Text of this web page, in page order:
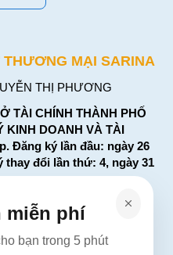
MẠI SARINA
THỊ PHƯƠNG
TÀI CHÍNH THÀNH PHỐ
KINH DOANH VÀ TÀI
Đăng ký lần đầu: ngày 26
thay đổi lần thứ: 4, ngày 31
Nội
12, Quận 10, TP. Hồ Chí
miễn phí
bạn trong 5 phút